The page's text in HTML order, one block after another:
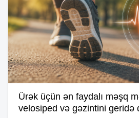
Ürək üçün ən faydalı məşq
velosiped və gəzintini geridə